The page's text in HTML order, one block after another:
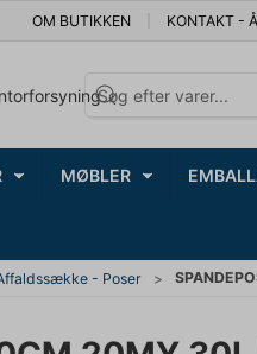
OM BUTIKKEN KONTAKT -
MØBLER
- Poser